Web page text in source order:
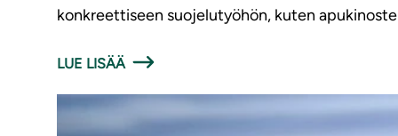
konkreettiseen suojelutyöhön, kuten
LUE LISÄÄ